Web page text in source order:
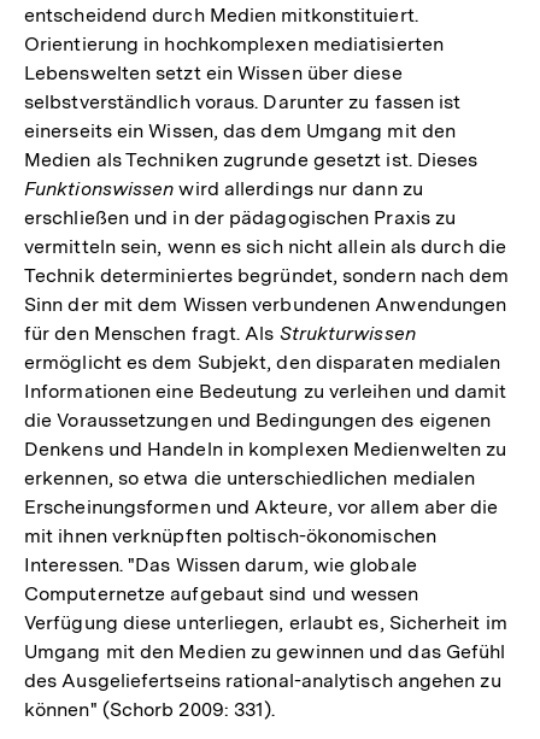
entscheidend durch Medien mitkonstituiert.
Orientierung in hochkomplexen mediatisierten
Lebenswelten setzt ein Wissen über diese
selbstverständlich voraus. Darunter zu fassen ist
einerseits ein Wissen, das dem Umgang mit den
Medien als Techniken zugrunde gesetzt ist. Dieses
Funktionswissen wird allerdings nur dann zu
erschließen und in der pädagogischen Praxis zu
vermitteln sein, wenn es sich nicht allein als durch die
Technik determiniertes begründet, sondern nach dem
Sinn der mit dem Wissen verbundenen Anwendungen
für den Menschen fragt. Als Strukturwissen
ermöglicht es dem Subjekt, den disparaten medialen
Informationen eine Bedeutung zu verleihen und damit
die Voraussetzungen und Bedingungen des eigenen
Denkens und Handeln in komplexen Medienwelten zu
erkennen, so etwa die unterschiedlichen medialen
Erscheinungsformen und Akteure, vor allem aber die
mit ihnen verknüpften poltisch-ökonomischen
Interessen. "Das Wissen darum, wie globale
Computernetze aufgebaut sind und wessen
Verfügung diese unterliegen, erlaubt es, Sicherheit im
Umgang mit den Medien zu gewinnen und das Gefühl
des Ausgeliefertseins rational-analytisch angehen zu
können" (Schorb 2009: 331).